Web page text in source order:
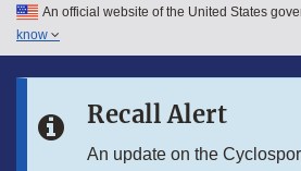
Skip to main content
Skip to in this section menu
An official website of the United States
know
Recall Alert
An update on the